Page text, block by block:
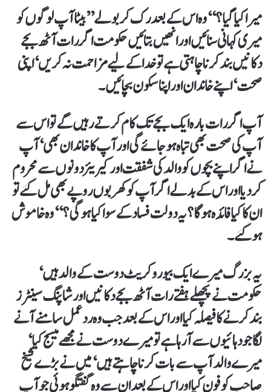
میرا کیا گیا؟‘‘وہ اس کے بعد رک کر بولے ’’بیٹا آپ لوگوں کو
میری کہانی سنائیں اور انھیں بتائیں حکومت اگر رات آٹھ بجے
دکانیں بند کرنا چاہتی ہے تو خدا کے لیے مزاحمت نہ کریں‘ اپنی
صحت‘ اپنے خاندان اور اپنا سکون بچائیں۔
آپ اگر رات بارہ ایک بجے تک کام کرتے رہیں گے تو اس سے
آپ کی صحت بھی تباہ ہو جائے گی اور آپ کا خاندان بھی‘ آپ
نے اگر اپنے بچوں کو والد کی شفقت اور کیریئردونوں سے محروم
کر دیا اور اس کے بدلے اگر آپ کو کھربوں روپے بھی مل گئے تو
ان کا کیا فائدہ ہو گا؟ یہ دولت فساد کے سوا کیا ہو گی؟‘‘ وہ خاموش
ہو گئے۔
یہ بزرگ میرے ایک بیوروکریٹ دوست کے والد ہیں‘
حکومت نے پچھلے ہفتے رات آٹھ بجے دکانیں اور شاپنگ سینٹرز
بند کرنے کا فیصلہ کیا اور اس کے بعد جب وہ ردعمل سامنے آنے
لگا جو دہائیوں سے آ رہا ہے تو میرے دوست نے مجھے میسج کیا‘
میرے والد آپ سے بات کرنا چاہتے ہیں‘ میں نے بڑے شیخ
صاحب کو فون کیا اور اس کے بعد ان سے وہ گفتگو ہوئی جو آپ